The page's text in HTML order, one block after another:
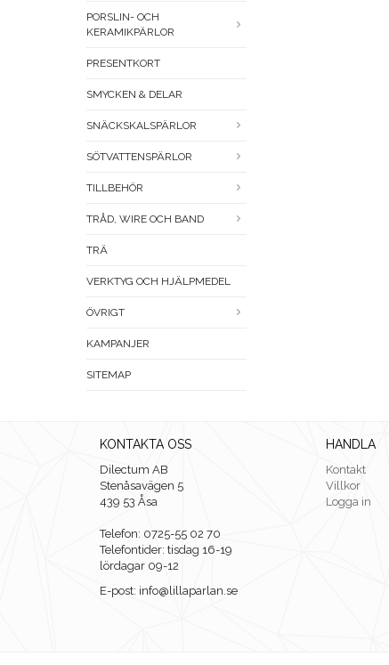
PORSLIN- OCH
KERAMIKPÄRLOR
PRESENTKORT
SMYCKEN & DELAR
SNÄCKSKALSPÄRLOR
SÖTVATTENSPÄRLOR
TILLBEHÖR
TRÅD, WIRE OCH BAND
TRÄ
VERKTYG OCH HJÄLPMEDEL
ÖVRIGT
KAMPANJER
SITEMAP
KONTAKTA OSS
Dilectum AB
Stenåsavägen 5
439 53 Åsa
Telefon: 0725-55 02 70
Telefontider: tisdag 16-19
lördagar 09-12
E-post: info@lillaparlan.se
HANDLA
Kontakt
Villkor
Logga in